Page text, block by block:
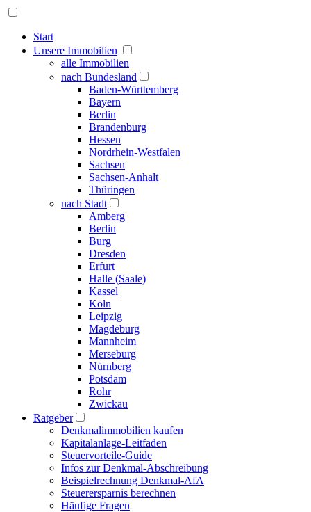
Start
Unsere Immobilien
alle Immobilien
nach Bundesland
Baden-Württemberg
Bayern
Berlin
Brandenburg
Hessen
Nordrhein-Westfalen
Sachsen
Sachsen-Anhalt
Thüringen
nach Stadt
Amberg
Berlin
Burg
Dresden
Erfurt
Halle (Saale)
Kassel
Köln
Leipzig
Magdeburg
Mannheim
Merseburg
Nürnberg
Potsdam
Rohr
Zwickau
Ratgeber
Denkmalimmobilien kaufen
Kapitalanlage-Leitfaden
Steuervorteile-Guide
Infos zur Denkmal-Abschreibung
Beispielrechnung Denkmal-AfA
Steuerersparnis berechnen
Häufige Fragen